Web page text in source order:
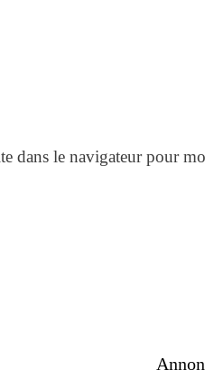
dans le navigateur pour